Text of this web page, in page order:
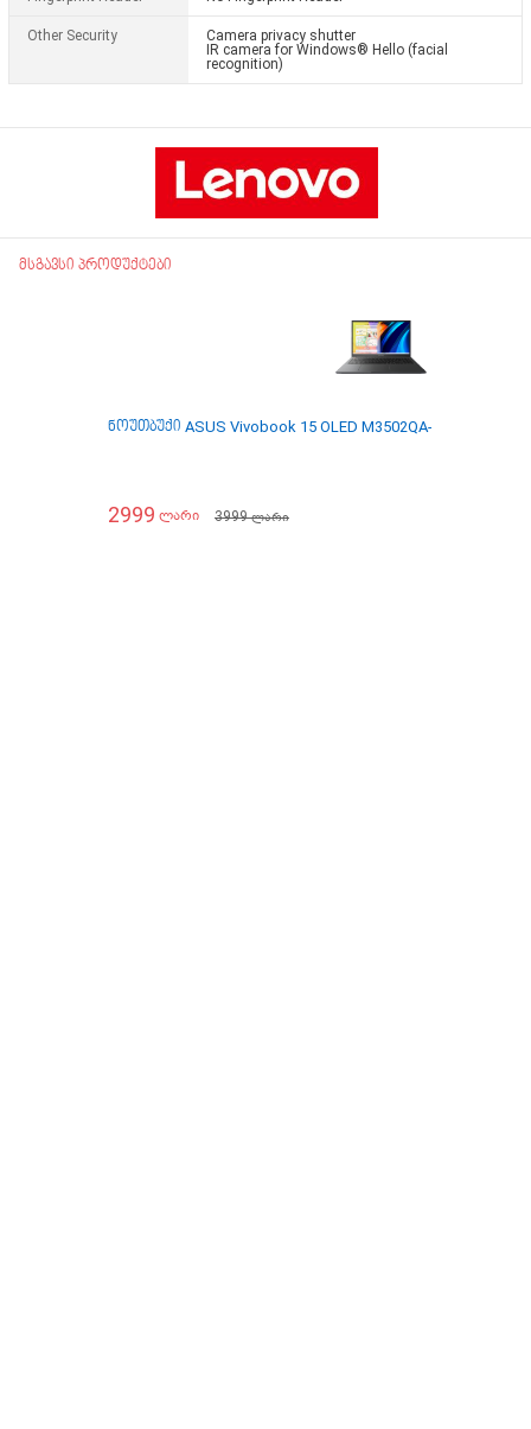
Other Security
Camera privacy shutter
IR camera for Windows® Hello (facial
recognition)
მსგავსი პროდუქტები
ნოუთბუქი ASUS Vivobook 15 OLED M3502QA-MA153 (R7-
2999 ლარი 3999ლარი